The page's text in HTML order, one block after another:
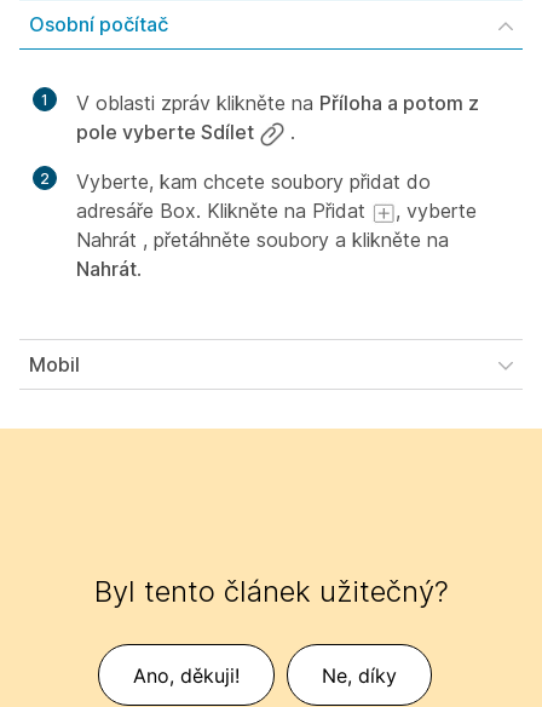
Osobní počítač
1 V oblasti zpráv klikněte na Příloha a potom z
pole vyberte Sdílet
.
2
Vyberte, kam chcete soubory přidat do
adresáře Box. Klikněte na Přidat
, vyberte
Nahrát , přetáhněte soubory a klikněte na
Nahrát.
Mobil
Byl tento článek užitečný?
Ano, děkuji! Ne, díky